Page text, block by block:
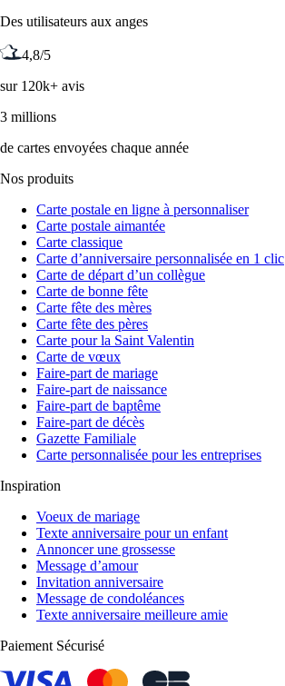
Des utilisateurs aux anges
4,8/5
sur 120k+ avis
3 millions
de cartes envoyées chaque année
Nos produits
Carte postale en ligne à personnaliser
Carte postale aimantée
Carte classique
Carte d’anniversaire personnalisée en 1 clic
Carte de départ d’un collègue
Carte de bonne fête
Carte fête des mères
Carte fête des pères
Carte pour la Saint Valentin
Carte de vœux
Faire-part de mariage
Faire-part de naissance
Faire-part de baptême
Faire-part de décès
Gazette Familiale
Carte personnalisée pour les entreprises
Inspiration
Voeux de mariage
Texte anniversaire pour un enfant
Annoncer une grossesse
Message d’amour
Invitation anniversaire
Message de condoléances
Texte anniversaire meilleure amie
Paiement Sécurisé